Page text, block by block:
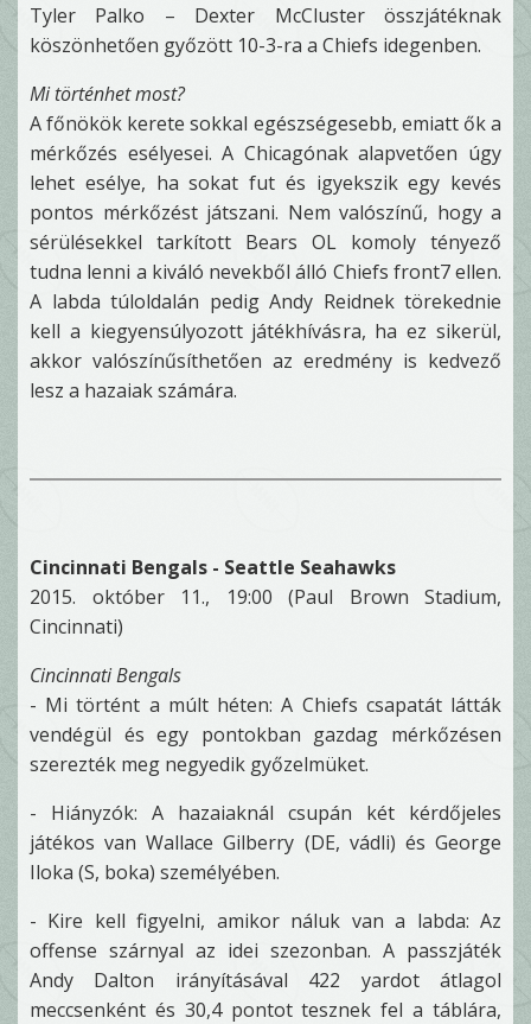
Tyler Palko – Dexter McCluster összjátéknak
köszönhetően győzött 10-3-ra a Chiefs idegenben.
Mi történhet most?
A főnökök kerete sokkal egészségesebb, emiatt ők a
mérkőzés esélyesei. A Chicagónak alapvetően úgy
lehet esélye, ha sokat fut és igyekszik egy kevés
pontos mérkőzést játszani. Nem valószínű, hogy a
sérülésekkel tarkított Bears OL komoly tényező
tudna lenni a kiváló nevekből álló Chiefs front7 ellen.
A labda túloldalán pedig Andy Reidnek törekednie
kell a kiegyensúlyozott játékhívásra, ha ez sikerül,
akkor valószínűsíthetően az eredmény is kedvező
lesz a hazaiak számára.
Cincinnati Bengals - Seattle Seahawks
2015. október 11., 19:00 (Paul Brown Stadium,
Cincinnati)
Cincinnati Bengals
- Mi történt a múlt héten: A Chiefs csapatát látták
vendégül és egy pontokban gazdag mérkőzésen
szerezték meg negyedik győzelmüket.
- Hiányzók: A hazaiaknál csupán két kérdőjeles
játékos van Wallace Gilberry (DE, vádli) és George
Iloka (S, boka) személyében.
- Kire kell figyelni, amikor náluk van a labda: Az
offense szárnyal az idei szezonban. A passzjáték
Andy Dalton irányításával 422 yardot átlagol
meccsenként és 30,4 pontot tesznek fel a táblára,